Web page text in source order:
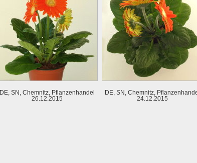
DE, SN, Chemnitz, Pflanzenhandel
26.12.2015
DE, SN, Chemnitz,
24.12.2015